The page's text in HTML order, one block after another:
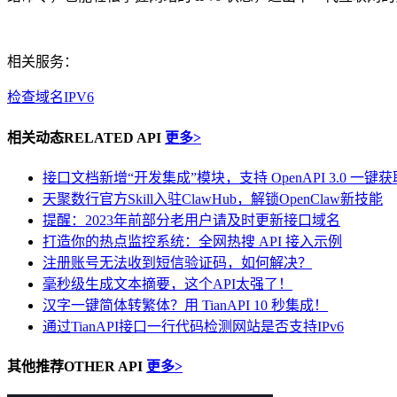
相关服务：
检查域名IPV6
相关动态RELATED API 更多>
接口文档新增“开发集成”模块，支持 OpenAPI 3.0 一键获
天聚数行官方Skill入驻ClawHub，解锁OpenClaw新技能
提醒：2023年前部分老用户请及时更新接口域名
打造你的热点监控系统：全网热搜 API 接入示例
注册账号无法收到短信验证码，如何解决？
毫秒级生成文本摘要，这个API太强了！
汉字一键简体转繁体？用 TianAPI 10 秒集成！
通过TianAPI接口一行代码检测网站是否支持IPv6
其他推荐OTHER API 更多>